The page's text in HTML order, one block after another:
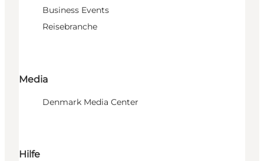
Business Events
Reisebranche
Media
Denmark Media Center
Hilfe